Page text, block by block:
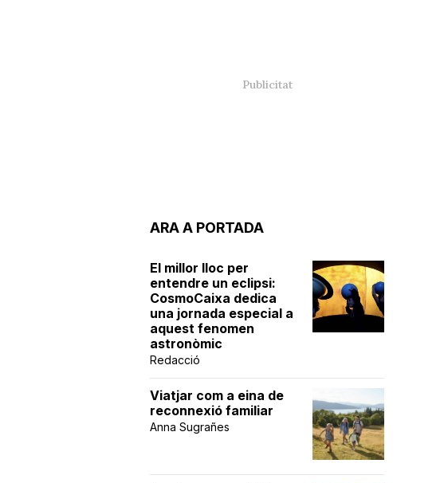
ARA A PORTADA
El millor lloc per
entendre un eclipsi:
CosmoCaixa dedica
una jornada especial a
aquest fenomen
astronòmic
Redacció
Viatjar com a eina de
reconnexió familiar
Anna Sugrañes